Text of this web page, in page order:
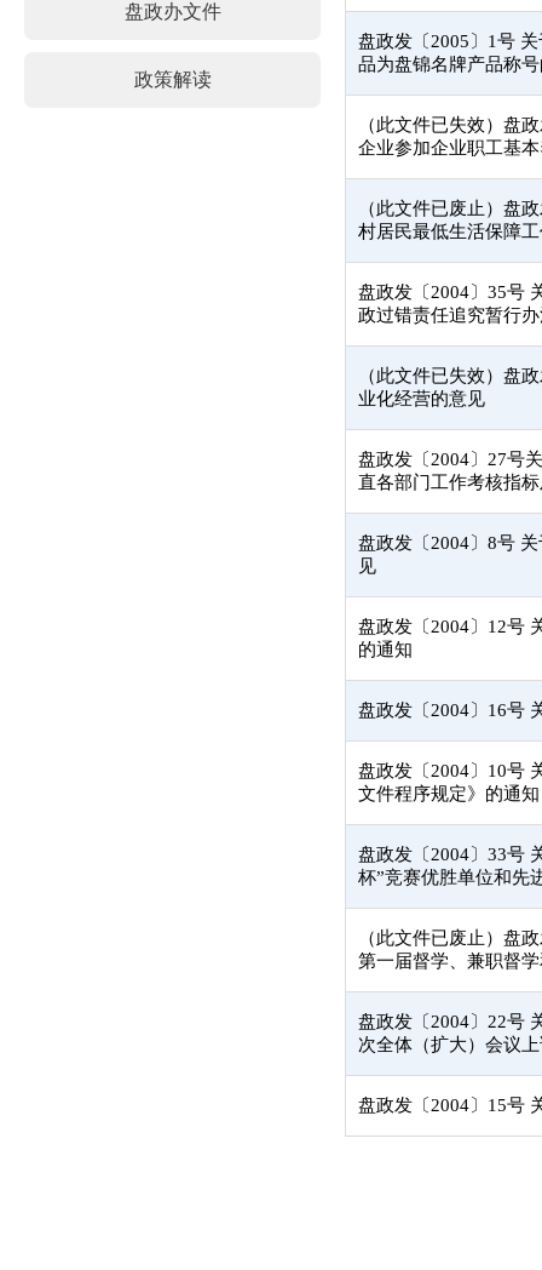
盘政办文件
政策解读
盘政发〔2005〕1号
品为盘锦名牌产品称
（此文件已失效）盘
企业参加企业职工基
（此文件已废止）盘
村居民最低生活保障
盘政发〔2004〕35号
政过错责任追究暂行
（此文件已失效）盘
业化经营的意见
盘政发〔2004〕27号
直各部门工作考核指
盘政发〔2004〕8号
见
盘政发〔2004〕12号
的通知
盘政发〔2004〕16号
盘政发〔2004〕10号
文件程序规定》的通知
盘政发〔2004〕33号
杯”竞赛优胜单位和先
（此文件已废止）盘
第一届督学、兼职督
盘政发〔2004〕22号
次全体（扩大）会议
盘政发〔2004〕15号